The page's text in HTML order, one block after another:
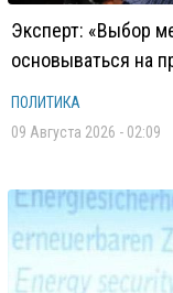
Эксперт: «Выбор
основываться на
ПОЛИТИКА
09 Августа 2026 - 02:09